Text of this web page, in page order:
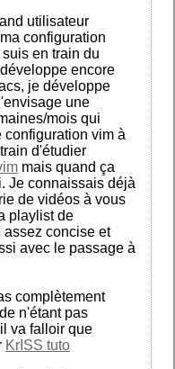
utilisateur
configuration
en train du
encore
je développe
une
mois qui
configuration vim à
d'étudier
mais quand ça
Je connaissais déjà
de vidéos à vous
playlist de
assez concise et
avec le passage à
complètement
n'étant pas
va falloir que
KrISS tuto